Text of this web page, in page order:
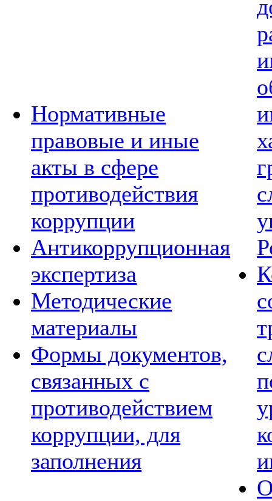
Нормативные
правовые и иные
акты в сфере
противодействия
коррупции
Антикоррупционная
экспертиза
Методические
материалы
Формы документов,
связанных с
противодействием
коррупции, для
заполнения